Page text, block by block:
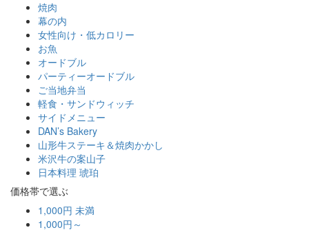
焼肉
幕の内
女性向け・低カロリー
お魚
オードブル
パーティーオードブル
ご当地弁当
軽食・サンドウィッチ
サイドメニュー
DAN’s Bakery
山形牛ステーキ＆焼肉かかし
米沢牛の案山子
日本料理 琥珀
価格帯で選ぶ
1,000円 未満
1,000円～